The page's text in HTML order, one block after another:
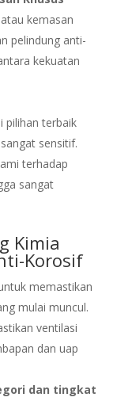
kemasan
pelindung anti-
kekuatan
pilihan terbaik
sensitif.
terhadap
sangat
Kimia
Korosif
memastikan
mulai muncul.
ventilasi
dan uap
dan tingkat